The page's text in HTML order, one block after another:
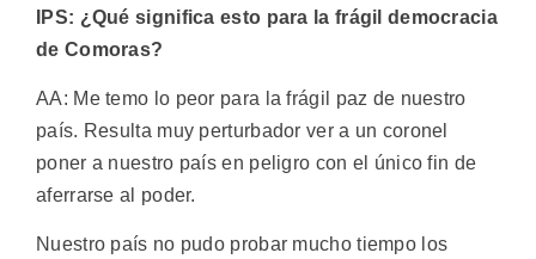
IPS: ¿Qué significa esto para la frágil democracia
de Comoras?
AA: Me temo lo peor para la frágil paz de nuestro
país. Resulta muy perturbador ver a un coronel
poner a nuestro país en peligro con el único fin de
aferrarse al poder.
Nuestro país no pudo probar mucho tiempo los